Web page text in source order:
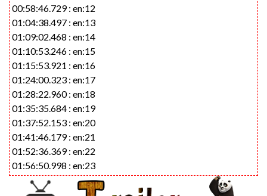
00:58:46.729 : en:12
01:04:38.497 : en:13
01:09:02.468 : en:14
01:10:53.246 : en:15
01:15:53.921 : en:16
01:24:00.323 : en:17
01:28:22.960 : en:18
01:35:35.684 : en:19
01:37:52.153 : en:20
01:41:46.179 : en:21
01:52:36.369 : en:22
01:56:50.998 : en:23